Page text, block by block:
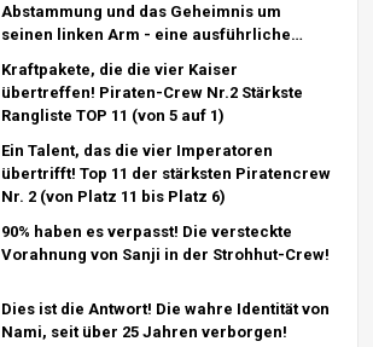
Abstammung und das Geheimnis um
seinen linken Arm - eine ausführliche
Kraftpakete, die die vier Kaiser
übertreffen! Piraten-Crew Nr.2 Stärkste
Rangliste TOP 11 (von 5 auf 1)
Ein Talent, das die vier Imperatoren
übertrifft! Top 11 der stärksten Piratencrew
Nr. 2 (von Platz 11 bis Platz 6)
90% haben es verpasst! Die versteckte
Vorahnung von Sanji in der Strohhut-Crew!
Dies ist die Antwort! Die wahre Identität von
Nami, seit über 25 Jahren verborgen!